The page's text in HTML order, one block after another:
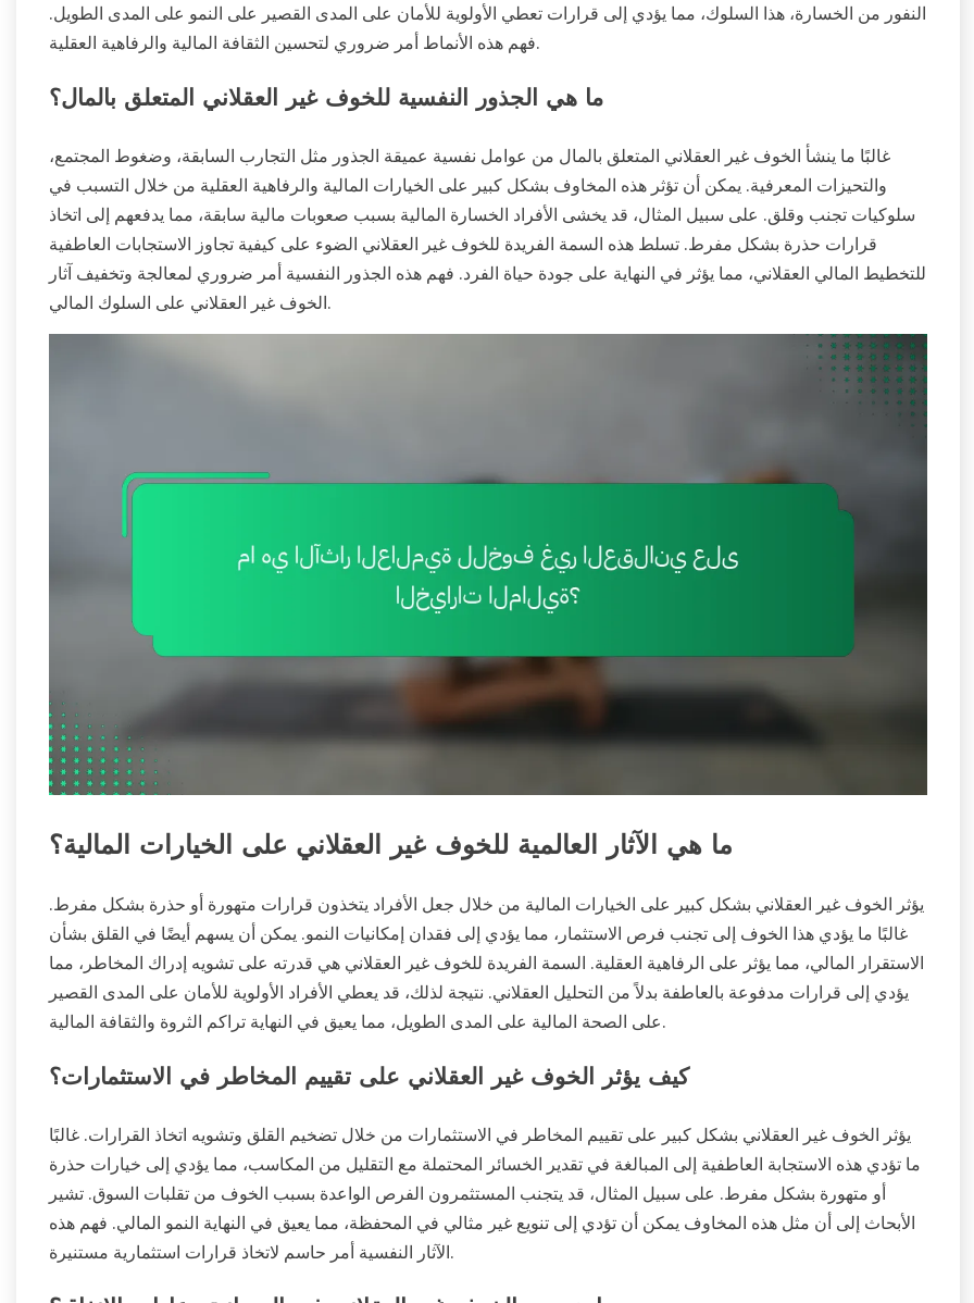
النفور من الخسارة، هذا السلوك، مما يؤدي إلى قرارات تعطي الأولوية للأمان على المدى القصير على النمو على المدى الطويل.
فهم هذه الأنماط أمر ضروري لتحسين الثقافة المالية والرفاهية العقلية.
ما هي الجذور النفسية للخوف غير العقلاني المتعلق بالمال؟
غالبًا ما ينشأ الخوف غير العقلاني المتعلق بالمال من عوامل نفسية عميقة الجذور مثل التجارب السابقة، وضغوط المجتمع،
والتحيزات المعرفية. يمكن أن تؤثر هذه المخاوف بشكل كبير على الخيارات المالية والرفاهية العقلية من خلال التسبب في
سلوكيات تجنب وقلق. على سبيل المثال، قد يخشى الأفراد الخسارة المالية بسبب صعوبات مالية سابقة، مما يدفعهم إلى اتخاذ
قرارات حذرة بشكل مفرط. تسلط هذه السمة الفريدة للخوف غير العقلاني الضوء على كيفية تجاوز الاستجابات العاطفية
للتخطيط المالي العقلاني، مما يؤثر في النهاية على جودة حياة الفرد. فهم هذه الجذور النفسية أمر ضروري لمعالجة وتخفيف آثار
الخوف غير العقلاني على السلوك المالي.
ما هي الآثار العالمية للخوف غير العقلاني على الخيارات المالية؟
يؤثر الخوف غير العقلاني بشكل كبير على الخيارات المالية من خلال جعل الأفراد يتخذون قرارات متهورة أو حذرة بشكل مفرط.
غالبًا ما يؤدي هذا الخوف إلى تجنب فرص الاستثمار، مما يؤدي إلى فقدان إمكانيات النمو. يمكن أن يسهم أيضًا في القلق بشأن
الاستقرار المالي، مما يؤثر على الرفاهية العقلية. السمة الفريدة للخوف غير العقلاني هي قدرته على تشويه إدراك المخاطر، مما
يؤدي إلى قرارات مدفوعة بالعاطفة بدلاً من التحليل العقلاني. نتيجة لذلك، قد يعطي الأفراد الأولوية للأمان على المدى القصير
على الصحة المالية على المدى الطويل، مما يعيق في النهاية تراكم الثروة والثقافة المالية.
كيف يؤثر الخوف غير العقلاني على تقييم المخاطر في الاستثمارات؟
يؤثر الخوف غير العقلاني بشكل كبير على تقييم المخاطر في الاستثمارات من خلال تضخيم القلق وتشويه اتخاذ القرارات. غالبًا
ما تؤدي هذه الاستجابة العاطفية إلى المبالغة في تقدير الخسائر المحتملة مع التقليل من المكاسب، مما يؤدي إلى خيارات حذرة
أو متهورة بشكل مفرط. على سبيل المثال، قد يتجنب المستثمرون الفرص الواعدة بسبب الخوف من تقلبات السوق. تشير
الأبحاث إلى أن مثل هذه المخاوف يمكن أن تؤدي إلى تنويع غير مثالي في المحفظة، مما يعيق في النهاية النمو المالي. فهم هذه
الآثار النفسية أمر حاسم لاتخاذ قرارات استثمارية مستنيرة.